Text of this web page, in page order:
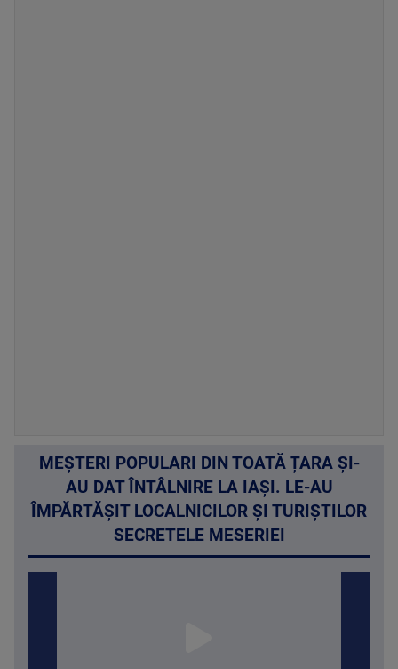
MEȘTERI POPULARI DIN TOATĂ ȚARA ȘI-
AU DAT ÎNTÂLNIRE LA IAȘI. LE-AU
ÎMPĂRTĂȘIT LOCALNICILOR ȘI TURIȘTILOR
SECRETELE MESERIEI